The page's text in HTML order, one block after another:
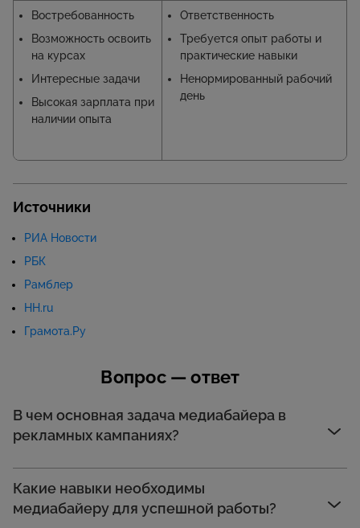
Востребованность
Возможность освоить
на курсах
Интересные задачи
Высокая зарплата при
наличии опыта
Ответственность
Требуется опыт работы и
практические навыки
Ненормированный рабочий
день
Источники
РИА Новости
РБК
Рамблер
HH.ru
Грамота.Ру
Вопрос — ответ
В чем основная задача медиабайера в
рекламных кампаниях?
Какие навыки необходимы
медиабайеру для успешной работы?